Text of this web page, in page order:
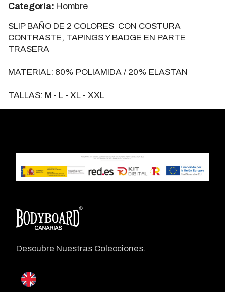
Categoria: Hombre
SLIP BAÑO DE 2 COLORES CON COSTURA
CONTRASTE, TAPINGS Y BADGE EN PARTE
TRASERA
MATERIAL: 80% POLIAMIDA / 20% ELASTAN
TALLAS: M - L - XL - XXL
Descubre Nuestras Colecciones.